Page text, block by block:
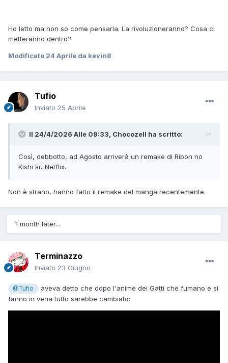
Ho letto ma non so come pensarla. La rivoluzioneranno? Cosa ci
metteranno dentro?
Modificato 24 Aprile da kevin8
Tufio
Inviato 25 Aprile
Il 24/4/2026 Alle 09:33, Chocozell ha scritto:
Così, debbotto, ad Agosto arriverà un remake di Ribon no
Kishi su Netflix.
Non è strano, hanno fatto il remake del manga recentemente.
1 month later...
Terminazzo
Inviato 23 Giugno
@Tufio
aveva detto che dopo l'anime dei Gatti che fumano e si
fanno in vena tutto sarebbe cambiato: